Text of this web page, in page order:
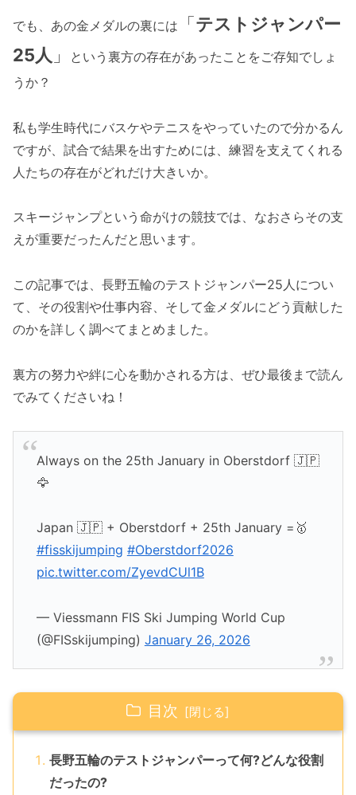
でも、あの金メダルの裏には 「テストジャンパー
25人 」
という裏方の存在があったことをご存知でしょ
うか？
私も学生時代にバスケやテニスをやっていたので分かるん
ですが、試合で結果を出すためには、練習を支えてくれる
人たちの存在がどれだけ大きいか。
スキージャンプという命がけの競技では、なおさらその支
えが重要だったんだと思います。
この記事では、長野五輪のテストジャンパー25人につい
て、その役割や仕事内容、そして金メダルにどう貢献した
のかを詳しく調べてまとめました。
裏方の努力や絆に心を動かされる方は、ぜひ最後まで読ん
でみてくださいね！
Always on the 25th January in Oberstdorf 🇯🇵
🦅
Japan 🇯🇵 + Oberstdorf + 25th January =🥇
#fisskijumping #Oberstdorf2026
pic.twitter.com/ZyevdCUl1B
— Viessmann FIS Ski Jumping World Cup
(@FISskijumping) January 26, 2026
目次
長野五輪のテストジャンパーって何?どんな役割
だったの?